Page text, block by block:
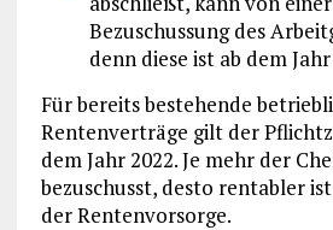
Bezuschussung des
denn diese ist ab dem
Für bereits bestehende
Rentenverträge gilt der
dem Jahr 2022. Je mehr der
bezuschusst, desto rentabler
der Rentenvorsorge.